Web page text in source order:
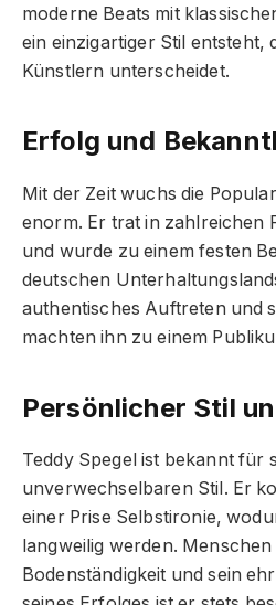
moderne Beats mit
ein einzigartiger Stil entsteht,
Künstlern unterscheidet.
Erfolg und
Mit der Zeit wuchs die
enorm. Er trat in zahlreichen
und wurde zu einem festen
deutschen
authentisches Auftreten und
machten ihn zu einem
Persönlicher Stil
Teddy Spegel ist bekannt für
unverwechselbaren Stil. Er
einer Prise Selbstironie,
langweilig werden.
Bodenständigkeit und sein